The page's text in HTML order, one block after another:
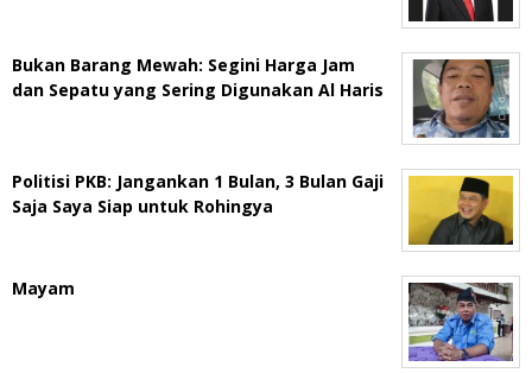
Bukan Barang Mewah: Segini Harga Jam
dan Sepatu yang Sering Digunakan Al Haris
Politisi PKB: Jangankan 1 Bulan, 3 Bulan Gaji
Saja Saya Siap untuk Rohingya
Mayam